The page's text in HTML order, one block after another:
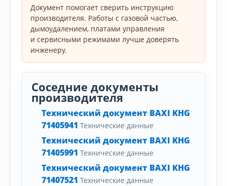
Документ помогает сверить инструкцию
производителя. Работы с газовой частью,
дымоудалением, платами управления
и сервисными режимами лучше доверять
инженеру.
Соседние документы
производителя
Технический документ BAXI KHG
71405941 Технические данные
Технический документ BAXI KHG
71405991 Технические данные
Технический документ BAXI KHG
71407521 Технические данные